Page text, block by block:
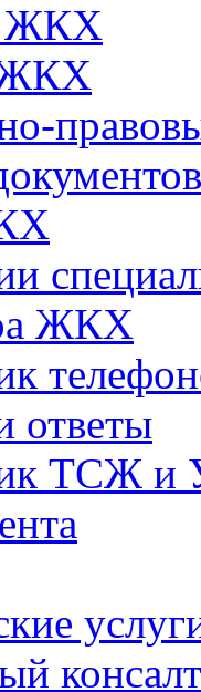
ЖКХ
ЖКХ
ЖКХ
ответы
ТСЖ и